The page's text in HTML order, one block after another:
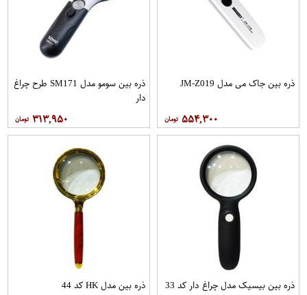
ذره بین جاک می مدل JM-Z019
۵۵۴,۳۰۰
ذره بین سومو مدل SM171 طرح چراغ
دار
۳۱۳,۹۵۰
ذره بین بیسیک مدل چراغ دار کد 33 ذره بین مدل HK کد 44